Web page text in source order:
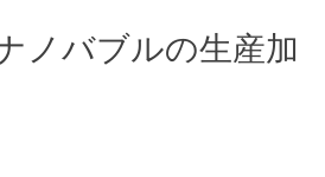
ノバブルの生産加